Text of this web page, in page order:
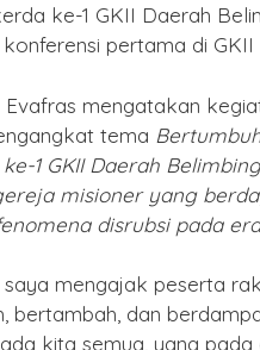
ke-1 GKII Daerah
pertama di GKII
Evafras mengatakan
tema
1 GKII Daerah
misioner yang
disrubsi pada
saya mengajak peserta
bertambah, dan
kita semua, yang
Hari Jadi ke-22
Humas/ 17 Desember 2025